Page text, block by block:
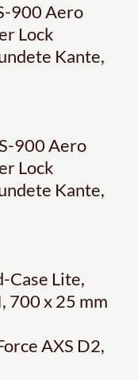
900 Aero
Lock
Kante,
900 Aero
Lock
Kante,
Case Lite,
700 x 25 mm
AXS D2,